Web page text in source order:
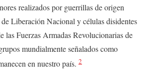
realizados por guerrillas de origen
Liberación Nacional y células disidentes
las Fuerzas Armadas Revolucionarias de
mundialmente señalados como
en nuestro país. 2